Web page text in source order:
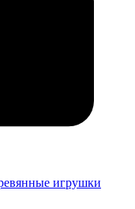
игрушки